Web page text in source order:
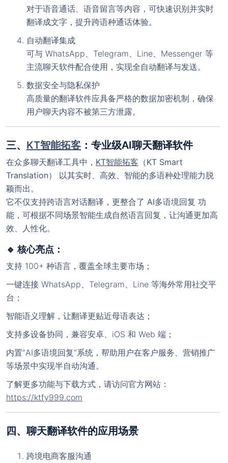
对于语音通话、语音留言等内容，可快速识别并实时
翻译成文字，提升跨语种通话体验。
自动翻译集成
可与 WhatsApp、Telegram、Line、Messenger 等
主流聊天软件配合使用，实现全自动翻译与发送。
数据安全与隐私保护
高质量的翻译软件应具备严格的数据加密机制，确保
用户聊天内容不被第三方泄露。
三、 KT智能拓客 ：专业级AI聊天翻译软件
在众多聊天翻译工具中， KT智能拓客 （KT Smart
Translation）
以其实时、高效、智能的多语种处理能力脱
颖而出。
它不仅支持跨语言对话翻译，更整合了 AI多语境回复 功
能，可根据不同场景智能生成自然语言回复，让沟通更加高
效、人性化。
🔹 核心亮点：
支持 100+ 种语言，覆盖全球主要市场；
一键连接 WhatsApp、Telegram、Line 等海外常用社交平
台；
智能语义理解，让翻译更贴近母语表达；
支持多设备协同，兼容安卓、iOS 和 Web 端；
内置“AI多语境回复”系统，帮助用户在客户服务、营销推广
等场景中实现半自动沟通。
了解更多功能与下载方式，请访问官方网站：
https://ktfy999.com
四、聊天翻译软件的应用场景
跨境电商客服沟通